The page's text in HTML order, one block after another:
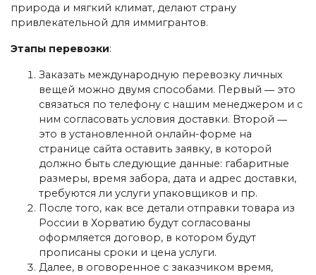
природа и мягкий климат, делают страну
привлекательной для иммигрантов.
Этапы перевозки:
Заказать международную перевозку личных
вещей можно двумя способами. Первый ― это
связаться по телефону с нашим менеджером и с
ним согласовать условия доставки. Второй ―
это в установленной онлайн-форме на
странице сайта оставить заявку, в которой
должно быть следующие данные: габаритные
размеры, время забора, дата и адрес доставки,
требуются ли услуги упаковщиков и пр.
После того, как все детали отправки товара из
России в Хорватию будут согласованы
оформляется договор, в котором будут
прописаны сроки и цена услуги.
Далее, в оговоренное с заказчиком время,